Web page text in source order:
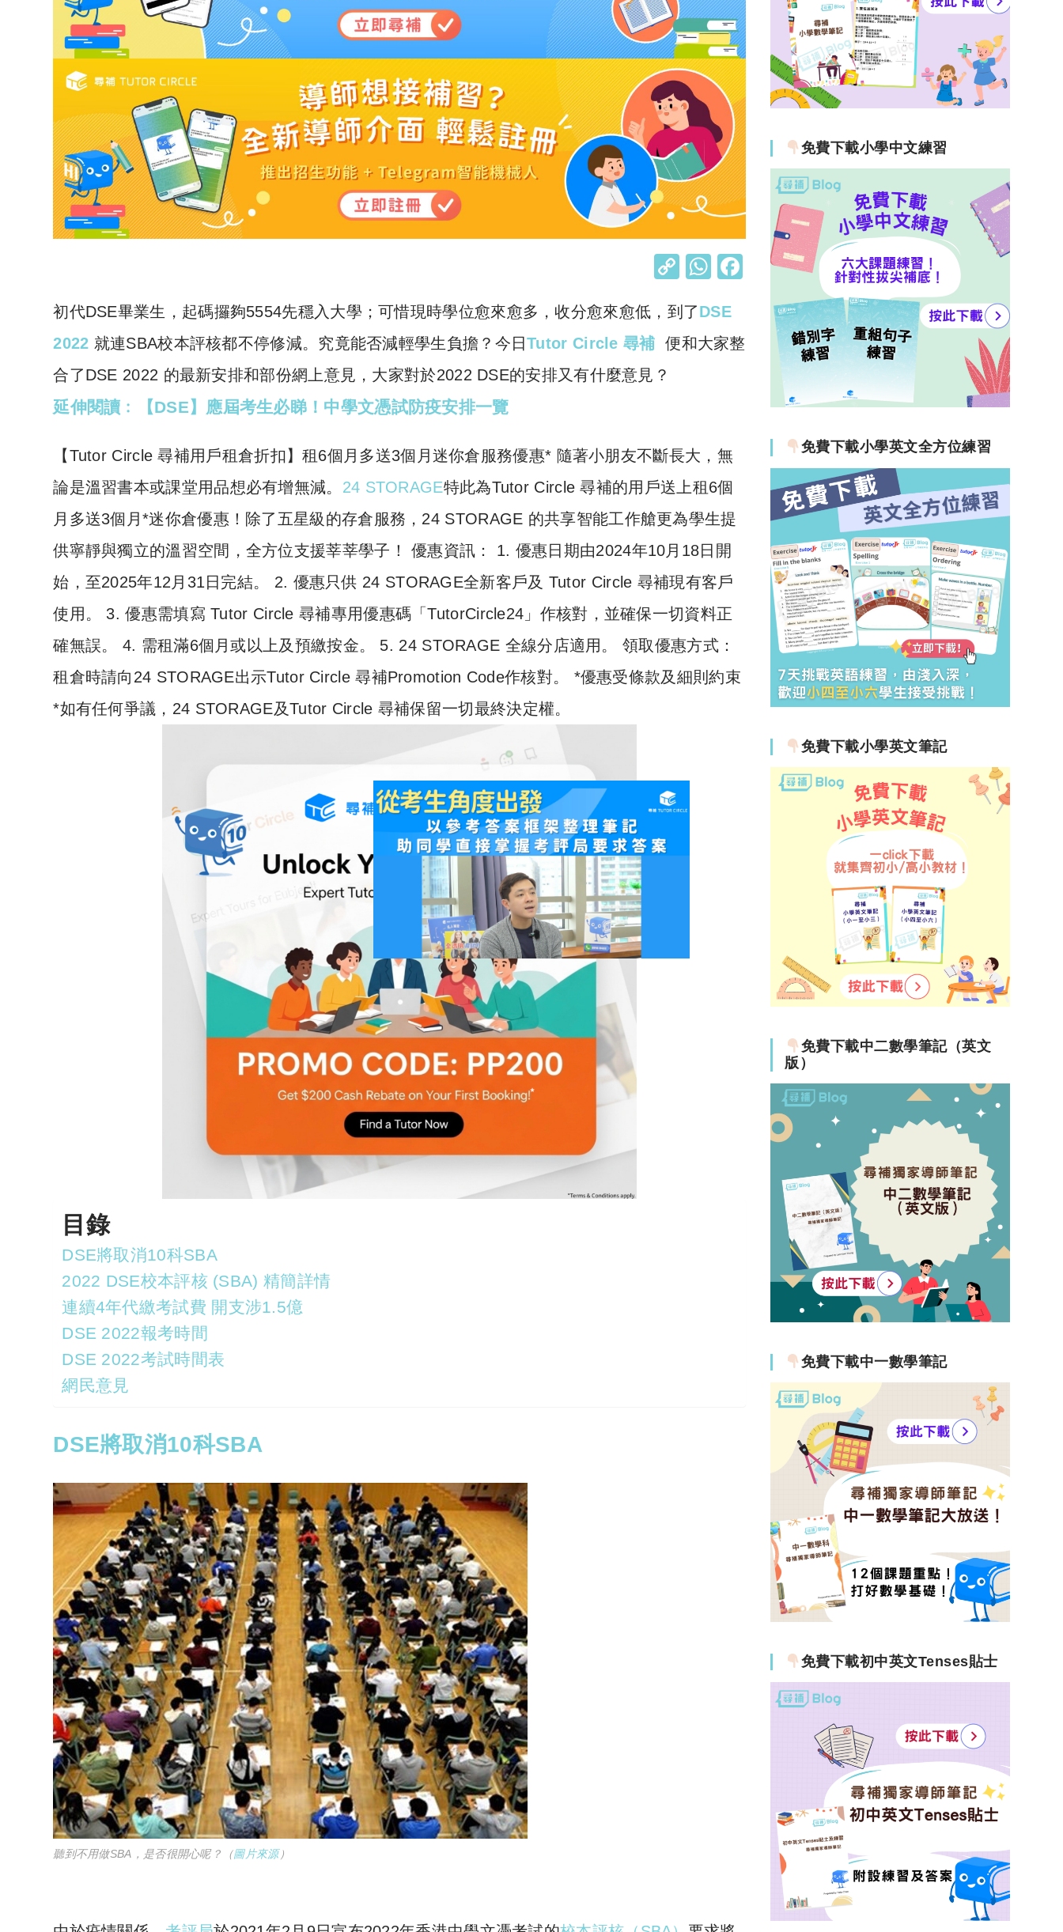
C
p
y
W
at
s
初代DSE畢業生，起碼攞夠5554先穩入大學；可惜現時學位愈來愈多，收分愈來愈低，到了DSE
2022 就連SBA校本評核都不停修減。究竟能否減輕學生負擔？今日Tutor Circle 尋補 便和大家整
合了DSE 2022 的最新安排和部份網上意見，大家對於2022 DSE的安排又有什麼意見？
延伸閱讀﹕【DSE】應屆考生必睇！中學文憑試防疫安排一覽
​【Tutor Circle 尋補用戶租倉折扣】租6個月多送3個月迷你倉服務優惠* 隨著小朋友不斷長大，無
論是溫習書本或課堂用品想必有增無減。 24 STORAGE特此為Tutor Circle 尋補的用戶送上租6個
月多送3個月*迷你倉優惠！除了五星級的存倉服務，24 STORAGE 的共享智能工作艙更為學生提
供寧靜與獨立的溫習空間，全方位支援莘莘學子！ 優惠資訊： 1. 優惠日期由2024年10月18日開
始，至2025年12月31日完結。 2. 優惠只供 24 STORAGE全新客戶及 Tutor Circle 尋補現有客戶
使用。 3. 優惠需填寫 Tutor Circle 尋補專用優惠碼「TutorCircle24」作核對，並確保一切資料正
確無誤。 4. 需租滿6個月或以上及預繳按金。 5. 24 STORAGE 全線分店適用。 領取優惠方式：
租倉時請向24 STORAGE出示Tutor Circle 尋補Promotion Code作核對。 *優惠受條款及細則約束
*如有任何爭議，24 STORAGE及Tutor Circle 尋補保留一切最終決定權。
目錄
DSE將取消10科SBA
2022 DSE校本評核 (SBA) 精簡詳情
連續4年代繳考試費 開支涉1.5億
DSE 2022報考時間
DSE 2022考試時間表
網民意見
DSE將取消10科SBA
聽到不用做SBA，是否很開心呢？（圖片來源）
免費下載小學中文練習
免費下載小學英文全方位練習
免費下載小學英文筆記
免費下載中二數學筆記（英文
版）
免費下載中一數學筆記
免費下載初中英文Tenses貼士